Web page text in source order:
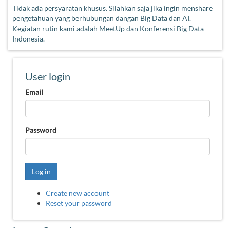
Tidak ada persyaratan khusus. Silahkan saja jika ingin menshare
pengetahuan yang berhubungan dangan Big Data dan AI.
Kegiatan rutin kami adalah MeetUp dan Konferensi Big Data
Indonesia.
User login
Email
Password
Log in
Create new account
Reset your password